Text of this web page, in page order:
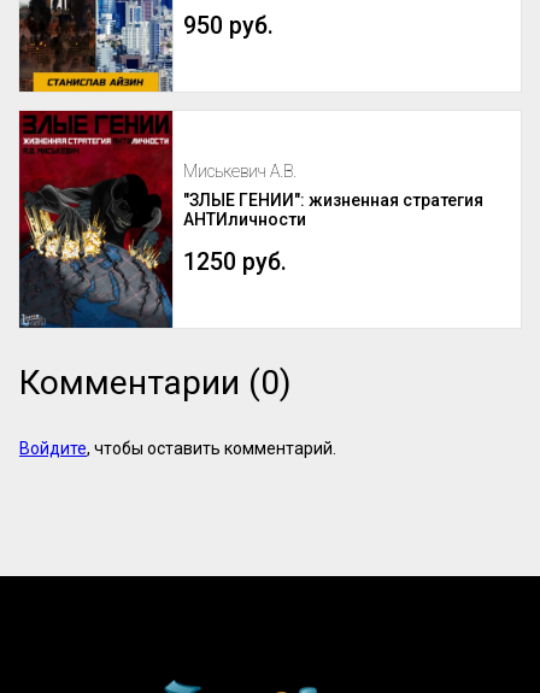
950 руб.
Миськевич А.В.
"ЗЛЫЕ ГЕНИИ": жизненная стратегия
АНТИличности
1250 руб.
Комментарии (0)
Войдите, чтобы оставить комментарий.